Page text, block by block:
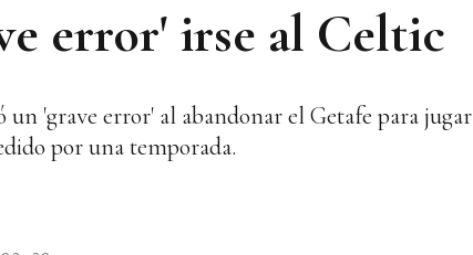
error' irse al Celtic
'grave error' al abandonar el Getafe para jugar
por una temporada.